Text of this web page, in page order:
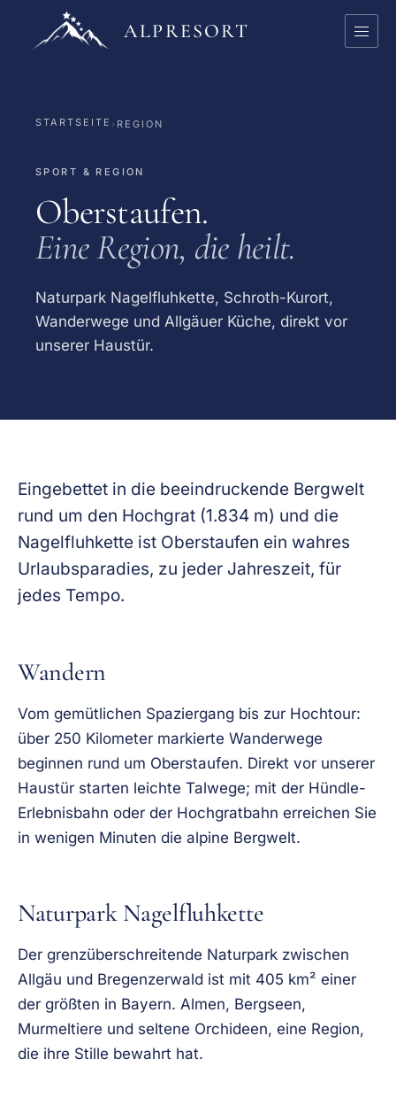
ALPRESORT
STARTSEITE › REGION
SPORT & REGION
Oberstaufen.
Eine Region, die heilt.
Naturpark Nagelfluhkette, Schroth-Kurort,
Wanderwege und Allgäuer Küche, direkt vor
unserer Haustür.
Eingebettet in die beeindruckende Bergwelt
rund um den Hochgrat (1.834 m) und die
Nagelfluhkette ist Oberstaufen ein wahres
Urlaubsparadies, zu jeder Jahreszeit, für
jedes Tempo.
Wandern
Vom gemütlichen Spaziergang bis zur Hochtour:
über 250 Kilometer markierte Wanderwege
beginnen rund um Oberstaufen. Direkt vor unserer
Haustür starten leichte Talwege; mit der Hündle-
Erlebnisbahn oder der Hochgratbahn erreichen Sie
in wenigen Minuten die alpine Bergwelt.
Naturpark Nagelfluhkette
Der grenzüberschreitende Naturpark zwischen
Allgäu und Bregenzerwald ist mit 405 km² einer
der größten in Bayern. Almen, Bergseen,
Murmeltiere und seltene Orchideen, eine Region,
die ihre Stille bewahrt hat.